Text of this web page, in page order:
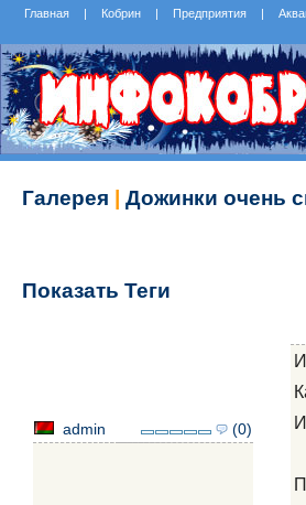
Главная | Кобрин | Предприятия |
Галерея Дожинки очень
Показать Теги
admin (0)